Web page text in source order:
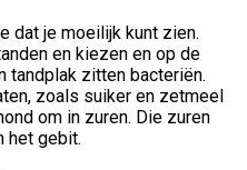
dat je moeilijk kunt zien.
en kiezen en op de
tandplak zitten bacteriën.
zoals suiker en zetmeel
om in zuren. Die zuren
het gebit.